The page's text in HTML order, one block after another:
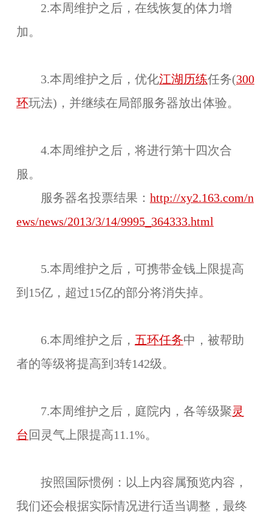
2.本周维护之后，在线恢复的体力增
加。
3.本周维护之后，优化江湖历练任务(300
环玩法)，并继续在局部服务器放出体验。
4.本周维护之后，将进行第十四次合
服。
服务器名投票结果： http://xy2.163.com/n
ews/news/2013/3/14/9995_364333.html
5.本周维护之后，可携带金钱上限提高
到15亿，超过15亿的部分将消失掉。
6.本周维护之后， 五环任务中，被帮助
者的等级将提高到3转142级。
7.本周维护之后，庭院内，各等级聚灵
台 回灵气上限提高11.1%。
按照国际惯例：以上内容属预览内容，
我们还会根据实际情况进行适当调整，最终